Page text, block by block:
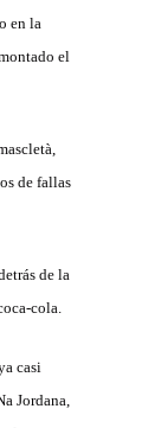
en la
el
de fallas
de la
cola.
casi
Jordana,